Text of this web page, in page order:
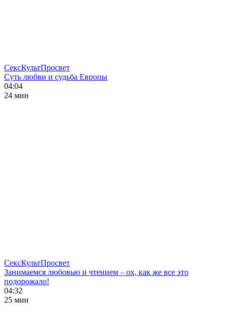
СексКультПросвет
Суть любви и судьба Европы
04:04
24 мин
СексКультПросвет
Занимаемся любовью и чтением – ох, как же все это
подорожало!
04:32
25 мин